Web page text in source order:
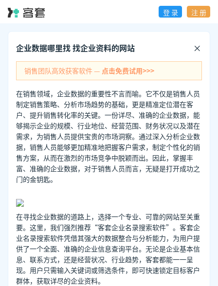
登 录 注 册
企业数据哪里找 找企业资料的网站
销售团队高效获客软件 — 点击免费试用>>>
在销售领域，企业数据的重要性不言而喻。它不仅是销售人员
制定销售策略、分析市场趋势的基础，更是精准定位潜在客
户、提升销售转化率的关键。一份详尽、准确的企业数据，能
够揭示企业的规模、行业地位、经营范围、财务状况以及潜在
需求，为销售人员提供宝贵的市场洞察。通过深入分析企业数
据，销售人员能够更加精准地把握客户需求，制定个性化的销
售方案，从而在激烈的市场竞争中脱颖而出。因此，掌握丰
富、准确的企业数据，对于销售人员而言，无疑是打开成功之
门的金钥匙。
在寻找企业数据的道路上，选择一个专业、可靠的网站至关重
要。这里，我们强烈推荐“客套企业名录搜索软件”。客套企
业名录搜索软件凭借其强大的数据整合与分析能力，为用户提
供了一个全面、准确的企业信息查询平台。无论是企业基本信
息、联系方式，还是经营状况、行业趋势，客套都能一一呈
现。用户只需输入关键词或筛选条件，即可快速锁定目标客户
群体，获取详尽的企业资料。